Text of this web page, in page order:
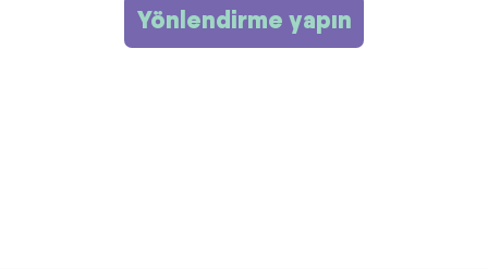
Yönlendirme yapın